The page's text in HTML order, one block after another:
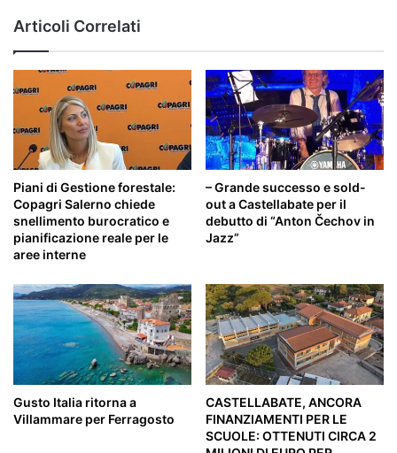
Articoli Correlati
Piani di Gestione forestale:
Copagri Salerno chiede
snellimento burocratico e
pianificazione reale per le
aree interne
– Grande successo e sold-
out a Castellabate per il
debutto di “Anton Čechov in
Jazz”
Gusto Italia ritorna a
Villammare per Ferragosto
CASTELLABATE, ANCORA
FINANZIAMENTI PER LE
SCUOLE: OTTENUTI CIRCA 2